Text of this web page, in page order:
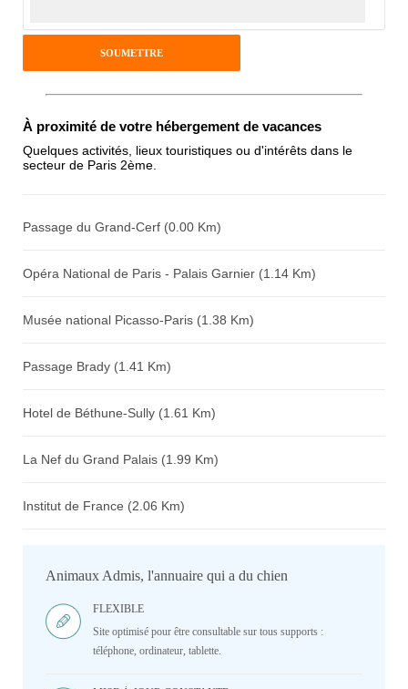
Antispam - Combien font 7x4 (en
chiffres) :
À proximité de votre hébergement de vacances
Quelques activités, lieux touristiques ou d'intérêts dans le
secteur de Paris 2ème.
Passage du Grand-Cerf (0.00 Km)
Opéra National de Paris - Palais Garnier (1.14 Km)
Musée national Picasso-Paris (1.38 Km)
Passage Brady (1.41 Km)
Hotel de Béthune-Sully (1.61 Km)
La Nef du Grand Palais (1.99 Km)
Institut de France (2.06 Km)
Animaux Admis, l'annuaire qui a du chien
FLEXIBLE
Site optimisé pour être consultable sur tous supports :
téléphone, ordinateur, tablette.